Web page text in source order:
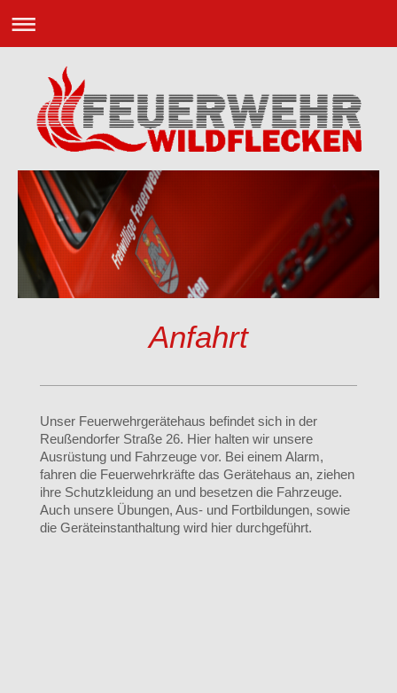
Anfahrt
Unser Feuerwehrgerätehaus befindet sich in der
Reußendorfer Straße 26. Hier halten wir unsere
Ausrüstung und Fahrzeuge vor. Bei einem Alarm,
fahren die Feuerwehrkräfte das Gerätehaus an, ziehen
ihre Schutzkleidung an und besetzen die Fahrzeuge.
Auch unsere Übungen, Aus- und Fortbildungen, sowie
die Geräteinstanthaltung wird hier durchgeführt.